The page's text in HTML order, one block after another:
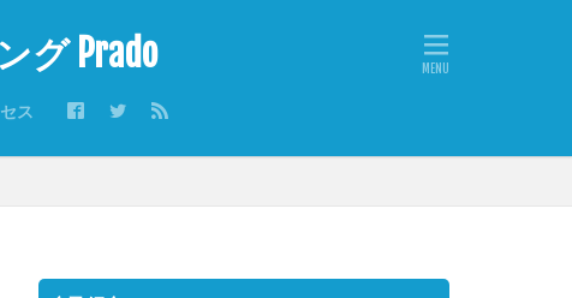
グ Prado
ス